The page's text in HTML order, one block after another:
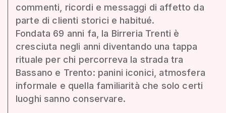
commenti, ricordi e messaggi di affetto da
parte di clienti storici e habitué.
Fondata 69 anni fa, la Birreria Trenti è
cresciuta negli anni diventando una tappa
rituale per chi percorreva la strada tra
Bassano e Trento: panini iconici, atmosfera
informale e quella familiarità che solo certi
luoghi sanno conservare.